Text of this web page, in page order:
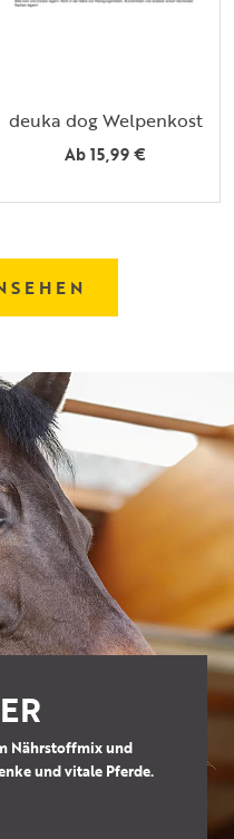
deuka dog Welpenkost
Ab 15,99 €
Nährstoffmix und
und vitale Pferde.